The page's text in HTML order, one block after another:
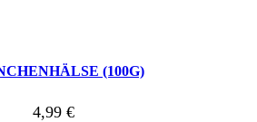
(100G)
4,99 €